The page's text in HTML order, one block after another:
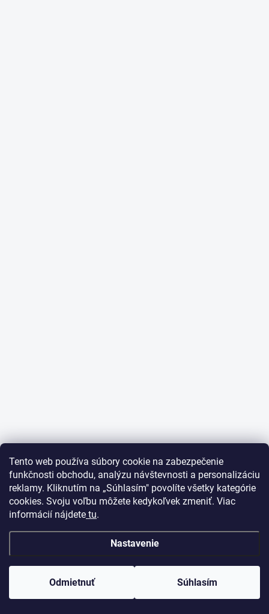
Tento web používa súbory cookie na zabezpečenie
funkčnosti obchodu, analýzu návštevnosti a personalizáciu
reklamy. Kliknutím na „Súhlasím" povolíte všetky kategórie
cookies. Svoju voľbu môžete kedykoľvek zmeniť. Viac
informácií nájdete tu.
Nastavenie
Odmietnuť Súhlasím